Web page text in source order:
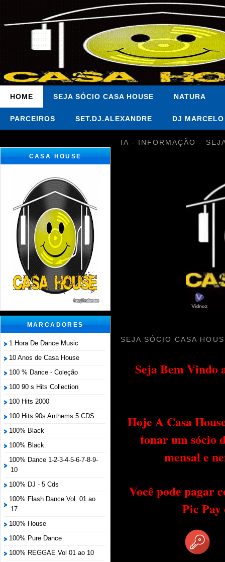
HOME SEJA SÓCIO CASA HOUSE NATURA
PARCEIROS SET.DJ.ALEXANDRE DJ
CASA HOUSE
MARCADORES
1 Hora De Dance Music
10 Anos de Casa House
100 % Dance - Coleção
100 90 s Hits Collection
100 Hits 2000
100 Hits 90s Anthems 5 CDS
100% Black
100% Black.
100% Dance 1-2-3-4-5-6-7-8-9-
10
100% DJ - 5 Cds
100% Flash Dance Vol. 01 ao
17
100% House
100% Pure Dance
100% REGGAE Vol 01 ao 10
IA - INFORMAÇÃO -
SEJA SÓCIO CASA
Seja Bem Vindo
Hoje A Casa
tonar um sócio
mensal e
Você pode pagar
Pic